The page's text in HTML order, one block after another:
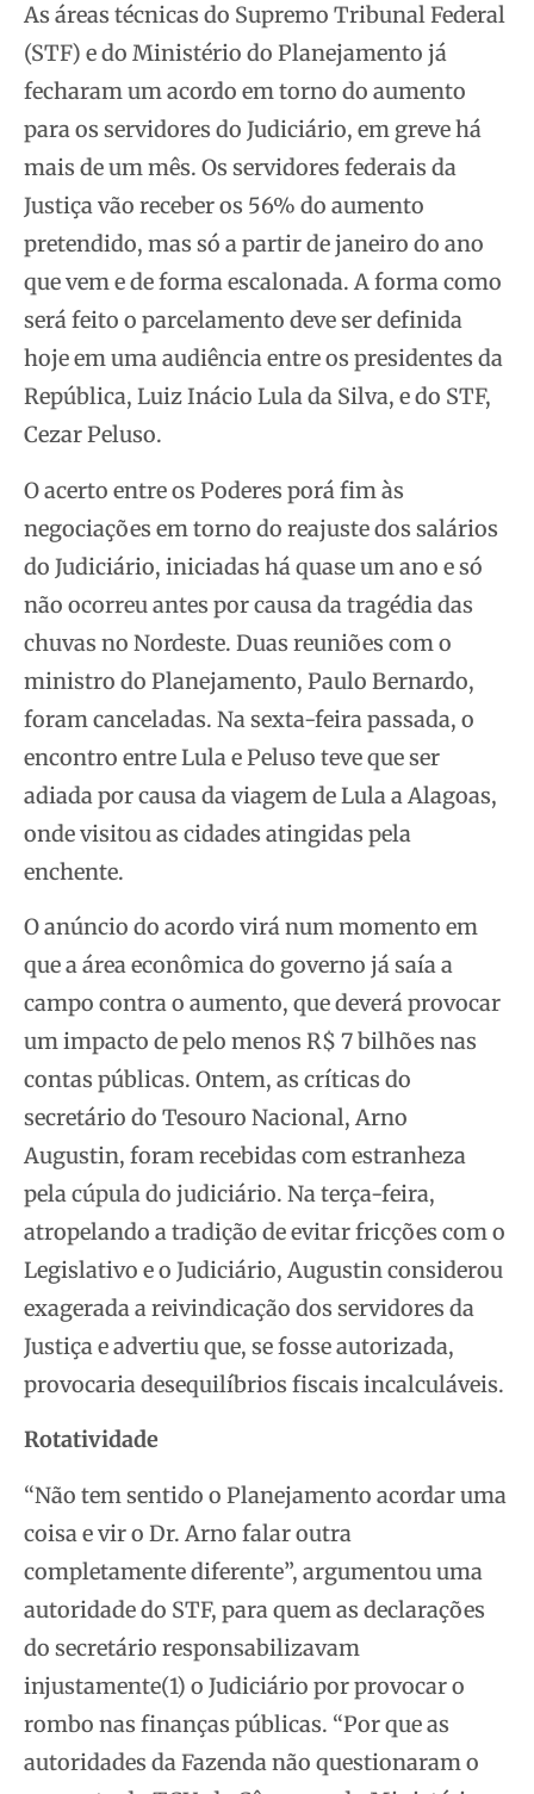
As áreas técnicas do Supremo Tribunal Federal
(STF) e do Ministério do Planejamento já
fecharam um acordo em torno do aumento
para os servidores do Judiciário, em greve há
mais de um mês. Os servidores federais da
Justiça vão receber os 56% do aumento
pretendido, mas só a partir de janeiro do ano
que vem e de forma escalonada. A forma como
será feito o parcelamento deve ser definida
hoje em uma audiência entre os presidentes da
República, Luiz Inácio Lula da Silva, e do STF,
Cezar Peluso.
O acerto entre os Poderes porá fim às
negociações em torno do reajuste dos salários
do Judiciário, iniciadas há quase um ano e só
não ocorreu antes por causa da tragédia das
chuvas no Nordeste. Duas reuniões com o
ministro do Planejamento, Paulo Bernardo,
foram canceladas. Na sexta-feira passada, o
encontro entre Lula e Peluso teve que ser
adiada por causa da viagem de Lula a Alagoas,
onde visitou as cidades atingidas pela
enchente.
O anúncio do acordo virá num momento em
que a área econômica do governo já saía a
campo contra o aumento, que deverá provocar
um impacto de pelo menos R$ 7 bilhões nas
contas públicas. Ontem, as críticas do
secretário do Tesouro Nacional, Arno
Augustin, foram recebidas com estranheza
pela cúpula do judiciário. Na terça-feira,
atropelando a tradição de evitar fricções com o
Legislativo e o Judiciário, Augustin considerou
exagerada a reivindicação dos servidores da
Justiça e advertiu que, se fosse autorizada,
provocaria desequilíbrios fiscais incalculáveis.
Rotatividade
“Não tem sentido o Planejamento acordar uma
coisa e vir o Dr. Arno falar outra
completamente diferente”, argumentou uma
autoridade do STF, para quem as declarações
do secretário responsabilizavam
injustamente(1) o Judiciário por provocar o
rombo nas finanças públicas. “Por que as
autoridades da Fazenda não questionaram o